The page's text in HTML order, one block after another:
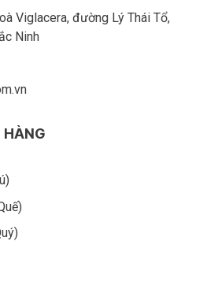
Viglacera, đường Lý Thái Tổ,
Ninh
HÀNG